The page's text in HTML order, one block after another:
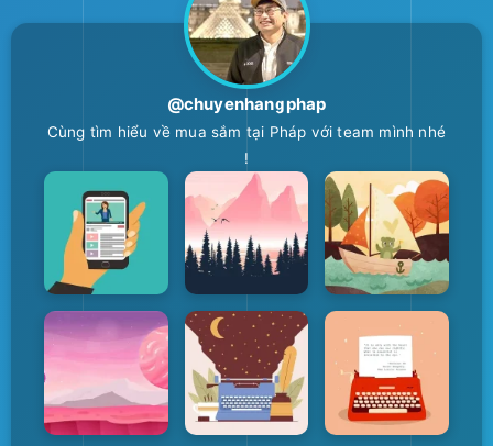
@chuyenhangphap
Cùng tìm hiểu về mua sắm tại Pháp với team mình nhé
!